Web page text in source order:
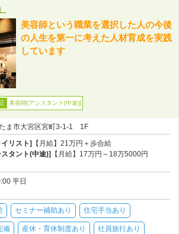
美容師という職業を選択した人の今後
の人生を第一に考えた人材育成を実践
しています
美容師[アシスタント(中途)]
ま市大宮区宮町3-1-1 1F
リスト]
【月給】21万円＋歩合給
タント(中途)]
【月給】17万円～18万5000円
平日
セミナー補助あり 住宅手当あり
備 産休・育休制度あり 社員旅行あり